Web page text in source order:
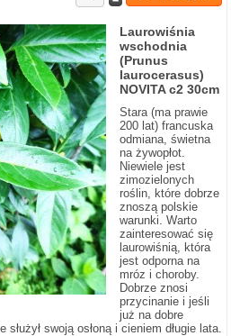
Laurowiśnia
wschodnia
(Prunus
laurocerasus)
NOVITA c2 30cm
Stara (ma prawie
200 lat) francuska
odmiana, świetna
na żywopłot.
Niewiele jest
zimozielonych
roślin, które dobrze
znoszą polskie
warunki. Warto
zainteresować się
laurowiśnią, która
jest odporna na
mróz i choroby.
Dobrze znosi
przycinanie i jeśli
już na dobre
swoją osłoną i cieniem długie lata.